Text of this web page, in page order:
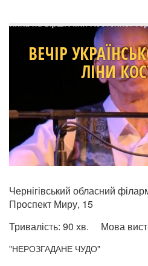
ВЕЧІР
ЛІНИ
Чернігівський обласний
Проспект Миру, 15
Тривалість: 90 хв. Мова
"НЕРОЗГАДАНЕ ЧУДО"